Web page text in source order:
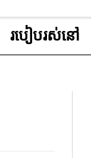
របៀបរស់នៅ